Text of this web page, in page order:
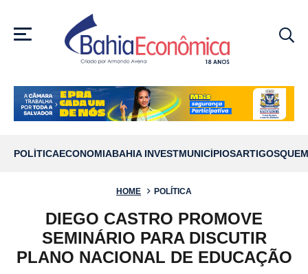
MENU
POLÍTICAECONOMIABAHIA INVESTMUNICÍPIOSARTIGOS
HOME POLÍTICA
DIEGO CASTRO PROMOVE
SEMINÁRIO PARA DISCUTIR
PLANO NACIONAL DE EDUCAÇÃO